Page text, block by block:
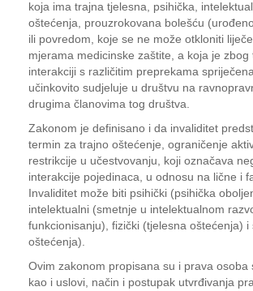
koja ima trajna tjelesna, psihička,
oštećenja, prouzrokovana bolešću
ili povredom, koje se ne može otkloniti
mjerama medicinske zaštite, a koja je zbog
interakciji s različitim preprekama
učinkovito sudjeluje u društvu na
drugima članovima tog društva.
Zakonom je definisano i da invaliditet
termin za trajno oštećenje, ograničenje
restrikcije u učestvovanju, koji označava
interakcije pojedinaca, u odnosu na lične i
Invaliditet može biti psihički (psihička
intelektualni (smetnje u intelektualnom
funkcionisanju), fizički (tjelesna oštećenja) i
oštećenja).
Ovim zakonom propisana su i prava osoba
kao i uslovi, način i postupak utvrđivanja